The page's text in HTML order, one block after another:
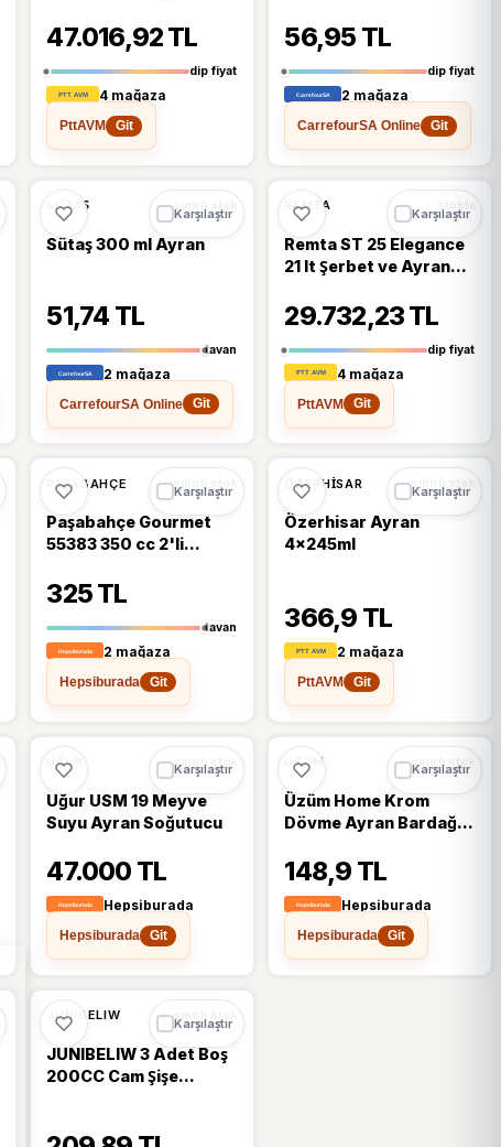
47.016,92 TL
dip fiyat
4 mağaza
PttAVM
Git
56,95 TL
dip fiyat
2 mağaza
CarrefourSA Online
Git
Karşılaştır
%27 🔥
SÜTAŞ sınırlı stok
Sütaş 300 ml Ayran
51,74 TL
tavan
2 mağaza
CarrefourSA Online
Git
Karşılaştır
%11
REMTA
Remta ST 25 Elegance
21 lt Şerbet ve Ayran
29.732,23 TL
dip fiyat
4 mağaza
PttAVM
Git
Karşılaştır
PAŞABAHÇE sınırlı stok
Paşabahçe Gourmet
55383 350 cc 2'li
325 TL
tavan
2 mağaza
Hepsiburada
Git
Karşılaştır
ÖZERHISAR sınırlı stok
Özerhisar Ayran
4x245ml
366,9 TL
2 mağaza
PttAVM
Git
Karşılaştır
UĞUR sınırlı stok
Uğur USM 19 Meyve
Suyu Ayran Soğutucu
47.000 TL
Hepsiburada
Hepsiburada
Git
Karşılaştır
ÜZÜM sınırlı stok
Üzüm Home Krom
Dövme Ayran Bardağı
Maşrafa Krom - 1 Adet
- Parlak Bakır - 250 ml
148,9 TL
Hepsiburada
Hepsiburada
Git
Karşılaştır
JUNIBELIW sınırlı stok
JUNIBELIW 3 Adet Boş
200CC Cam Şişe
Plastik Kapaklı